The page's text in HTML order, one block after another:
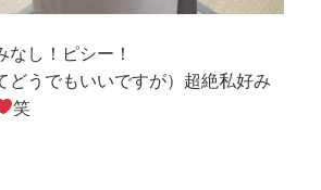
し！ピシー！
どうでもいいですが）超絶私好み
笑